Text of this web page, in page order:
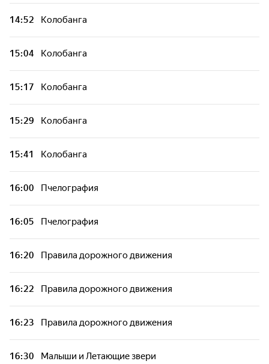
14:52 Колобанга
15:04 Колобанга
15:17 Колобанга
15:29 Колобанга
15:41 Колобанга
16:00 Пчелография
16:05 Пчелография
16:20 Правила дорожного движения
16:22 Правила дорожного движения
16:23 Правила дорожного движения
16:30 Малыши и Летающие звери